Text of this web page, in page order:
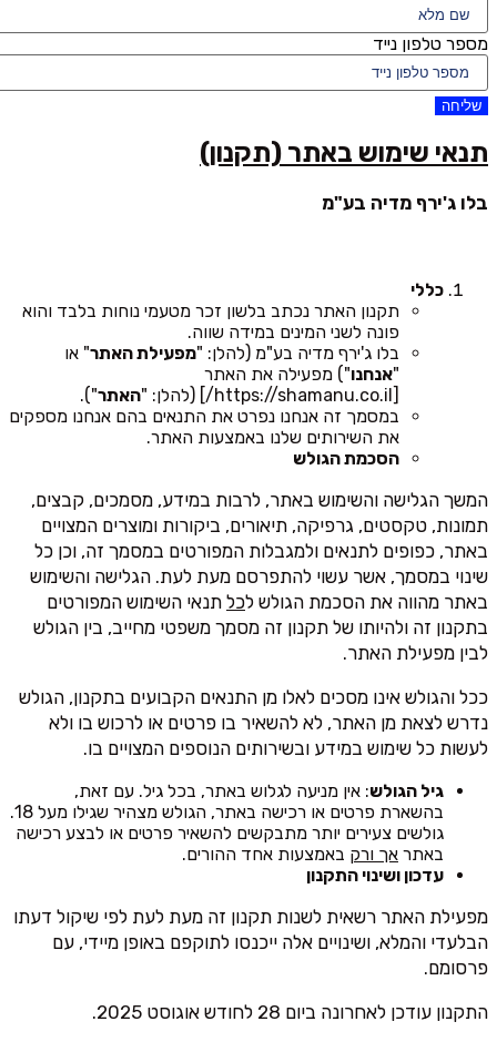
מספר טלפון נייד
שליחה
תנאי שימוש באתר (תקנון)
בלו ג'ירף מדיה בע"מ
כללי
תקנון האתר נכתב בלשון זכר מטעמי נוחות בלבד והוא
פונה לשני המינים במידה שווה.
בלו ג'ירף מדיה בע"מ (להלן: "מפעילת האתר" או
"אנחנו") מפעילה את האתר
[https://shamanu.co.il/] (להלן: "
האתר").
במסמך זה אנחנו נפרט את התנאים בהם אנחנו מספקים
את השירותים שלנו באמצעות האתר.
הסכמת הגולש
המשך הגלישה והשימוש באתר, לרבות במידע, מסמכים, קבצים,
תמונות, טקסטים, גרפיקה, תיאורים, ביקורות ומוצרים המצויים
באתר, כפופים לתנאים ולמגבלות המפורטים במסמך זה, וכן כל
שינוי במסמך, אשר עשוי להתפרסם מעת לעת. הגלישה והשימוש
באתר מהווה את הסכמת הגולש לכל תנאי השימוש המפורטים
בתקנון זה ולהיותו של תקנון זה מסמך משפטי מחייב, בין הגולש
לבין מפעילת האתר.
ככל והגולש אינו מסכים לאלו מן התנאים הקבועים בתקנון, הגולש
נדרש לצאת מן האתר, לא להשאיר בו פרטים או לרכוש בו ולא
לעשות כל שימוש במידע ובשירותים הנוספים המצויים בו.
גיל הגולש: אין מניעה לגלוש באתר, בכל גיל. עם זאת,
בהשארת פרטים או רכישה באתר, הגולש מצהיר שגילו מעל 18.
גולשים צעירים יותר מתבקשים להשאיר פרטים או לבצע רכישה
באתר אך ורק באמצעות אחד ההורים.
עדכון ושינוי התקנון
מפעילת האתר רשאית לשנות תקנון זה מעת לעת לפי שיקול דעתו
הבלעדי והמלא, ושינויים אלה ייכנסו לתוקפם באופן מיידי, עם
פרסומם.
התקנון עודכן לאחרונה ביום 28 לחודש אוגוסט 2025.